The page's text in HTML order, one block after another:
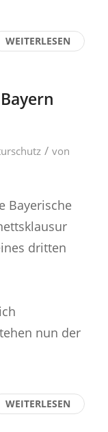
WEITERLESEN
/ von
Bayerische
dritten
nun der
WEITERLESEN